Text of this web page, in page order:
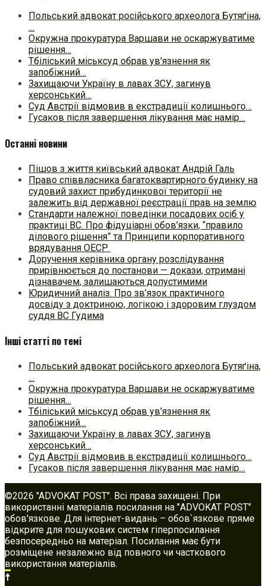
Польський адвокат російського археолога Бутяґіна,
…
Окружна прокуратура Варшави не оскаржуватиме
рішення…
Тбіліський міськсуд обрав ув'язнення як
запобіжний…
Захищаючи Україну в лавах ЗСУ, загинув
херсонський…
Суд Австрії відмовив в екстрадиції колишнього…
Гусаков після завершення лікування має намір…
Останні новини
Пішов з життя київський адвокат Андрій Галь
Право співвласника багатоквартирного будинку на
судовий захист прибудинкової території не
залежить від державної реєстрації прав на землю
Стандарти належної поведінки посадових осіб у
практиці ВC. Про фідуціарні обов’язки, “правило
ділового рішення” та Принципи корпоративного
врядування ОЕСР
Доручення керівника органу розслідування
прирівнюється до постанови — докази, отримані
дізнавачем, залишаються допустимими
Юридичний аналіз. Про зв’язок практичного
досвіду з доктриною, логікою і здоровим глуздом
суддя ВС Гудима
Інші статті по темі
Польський адвокат російського археолога Бутяґіна,
…
Окружна прокуратура Варшави не оскаржуватиме
рішення…
Тбіліський міськсуд обрав ув'язнення як
запобіжний…
Захищаючи Україну в лавах ЗСУ, загинув
херсонський…
Суд Австрії відмовив в екстрадиції колишнього…
Гусаков після завершення лікування має намір…
©2026 "ADVOKAT POST". Всі права захищені. При
використанні матеріалів посилання на "ADVOKAT POST"
обов'язкове. Для інтернет-видань – обов`язкове пряме
відкрите для пошукових систем гіперпосилання
безпосередньо на матеріал. Посилання має бути
розміщене незалежно від повного чи часткового
використання матеріалів.